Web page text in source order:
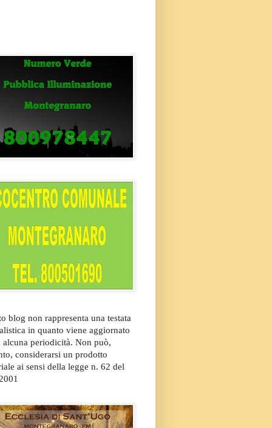
blog non rappresenta una testata
in quanto viene aggiornato
alcuna periodicità. Non può,
considerarsi un prodotto
ai sensi della legge n. 62 del